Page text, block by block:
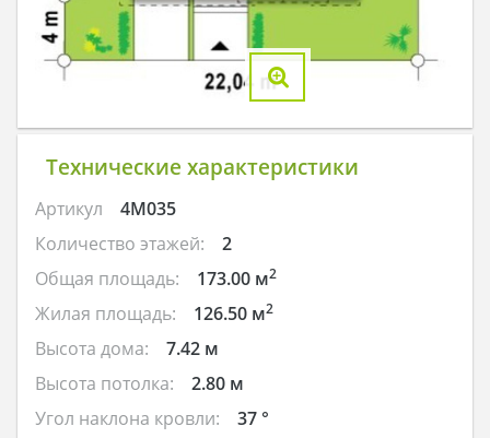
Технические характеристики
Артикул
4M035
Количество этажей:
2
Общая площадь:
173.00 м2
Жилая площадь: 126.50 м2
Высота дома:
7.42 м
Высота потолка:
2.80 м
Угол наклона кровли:
37 °